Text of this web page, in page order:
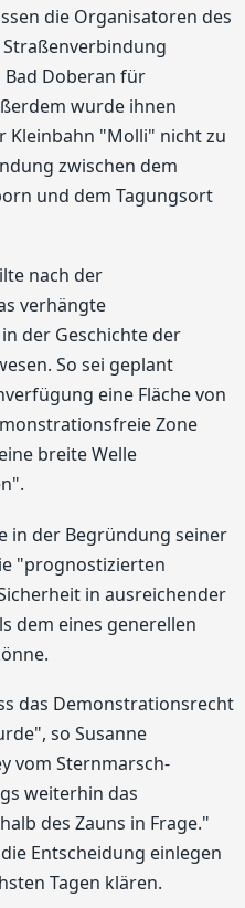
die Organisatoren des
Doberan für
wurde ihnen
Kleinbahn "Molli" nicht zu
zwischen dem
und dem Tagungsort
nach der
verhängte
der Geschichte der
So sei geplant
eine Fläche von
Zone
breite Welle
in der Begründung seiner
"prognostizierten
in ausreichender
dem eines generellen
das Demonstrationsrecht
so Susanne
vom Sternmarsch-
weiterhin das
des Zauns in Frage."
Entscheidung einlegen
Tagen klären.